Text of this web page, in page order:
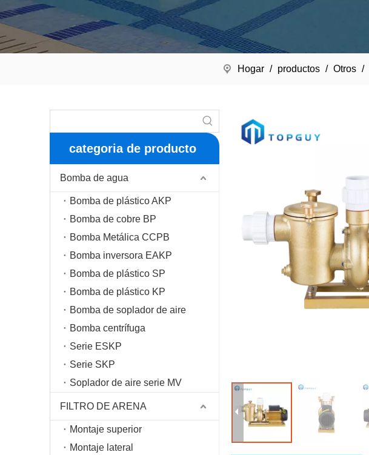
Hogar / productos / Otros /
categoria de producto
Bomba de agua
Bomba de plástico AKP
Bomba de cobre BP
Bomba Metálica CCPB
Bomba inversora EAKP
Bomba de plástico SP
Bomba de plástico KP
Bomba de soplador de aire
Bomba centrífuga
Serie ESKP
Serie SKP
Soplador de aire serie MV
FILTRO DE ARENA
Montaje superior
Montaje lateral